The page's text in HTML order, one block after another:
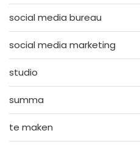
social media bureau
social media marketing
studio
summa
te maken